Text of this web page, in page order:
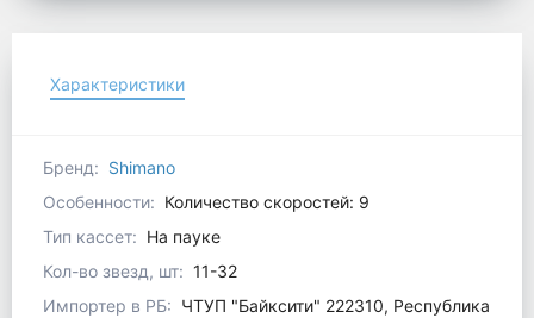
Характеристики
Бренд: Shimano
Особенности: Количество скоростей: 9
Тип кассет: На пауке
Кол-во звезд, шт: 11-32
Импортер в РБ: ЧТУП "Байксити" 222310, Республика